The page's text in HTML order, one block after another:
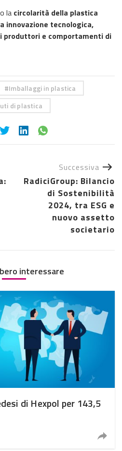
la circolarità della plastica
innovazione tecnologica,
produttori e comportamenti di
Imballaggi in plastica
di plastica
Successiva
RadiciGroup: Bilancio
di Sostenibilità
2024, tra ESG e
nuovo assetto
societario
interessare
di Hexpol per 143,5